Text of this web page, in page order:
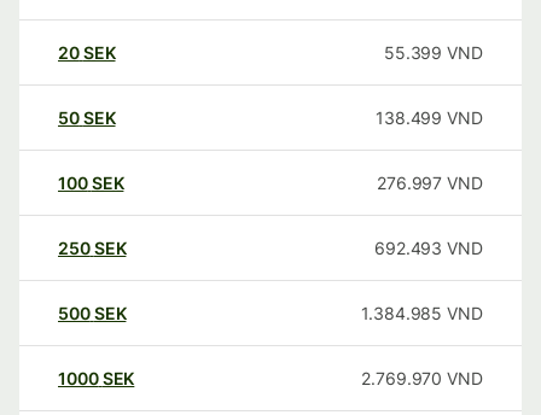
20SEK 55.399 VND
50SEK 138.499 VND
100SEK 276.997 VND
250SEK 692.493 VND
500SEK 1.384.985 VND
1000SEK 2.769.970 VND